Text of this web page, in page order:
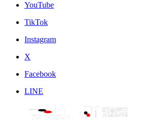
YouTube
TikTok
Instagram
X
Facebook
LINE